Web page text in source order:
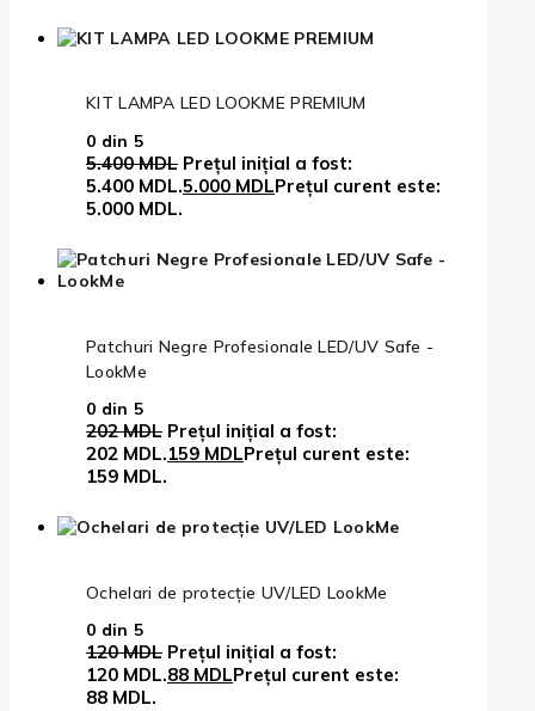
KIT LAMPA LED LOOKME PREMIUM
0 din 5
5.400MDL Prețul inițial a fost:
5.400 MDL.5.000 MDLPrețul curent este:
5.000 MDL.
Patchuri Negre Profesionale LED/UV Safe -
LookMe
0 din 5
202MDL Prețul inițial a fost:
202 MDL.159 MDLPrețul curent este:
159 MDL.
Ochelari de protecție UV/LED LookMe
0 din 5
120MDL Prețul inițial a fost:
120 MDL.88 MDLPrețul curent este:
88 MDL.